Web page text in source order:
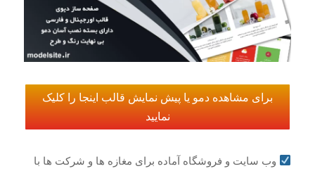
برای مشاهده دمو یا پیش نمایش قالب اینجا را کلیک
نمایید
وب سایت و فروشگاه آماده برای مغازه ها و شرکت ها با